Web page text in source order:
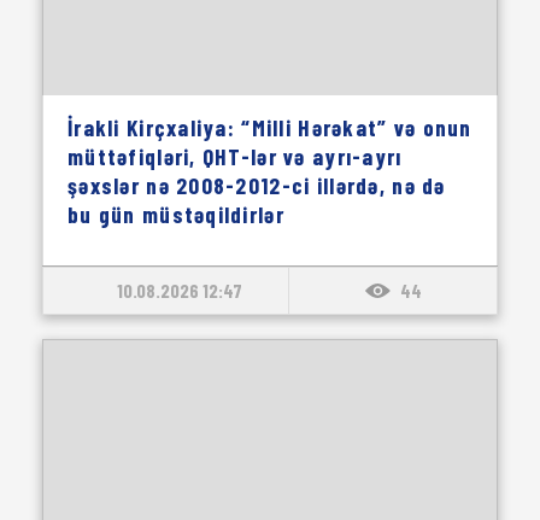
İrakli Kirçxaliya: “Milli Hərəkat” və onun
müttəfiqləri, QHT-lər və ayrı-ayrı
şəxslər nə 2008-2012-ci illərdə, nə də
bu gün müstəqildirlər
10.08.2026 12:47 44